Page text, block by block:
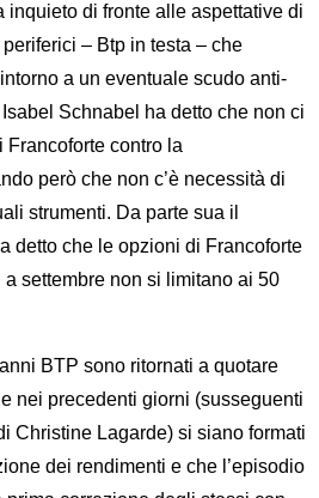
inquieto di fronte alle aspettative di
periferici – Btp in testa – che
a un eventuale scudo anti-
Isabel Schnabel ha detto che non ci
Francoforte contro la
però che non c’è necessità di
strumenti. Da parte sua il
detto che le opzioni di Francoforte
settembre non si limitano ai 50
BTP sono ritornati a quotare
nei precedenti giorni (susseguenti
Christine Lagarde) si siano formati
dei rendimenti e che l’episodio